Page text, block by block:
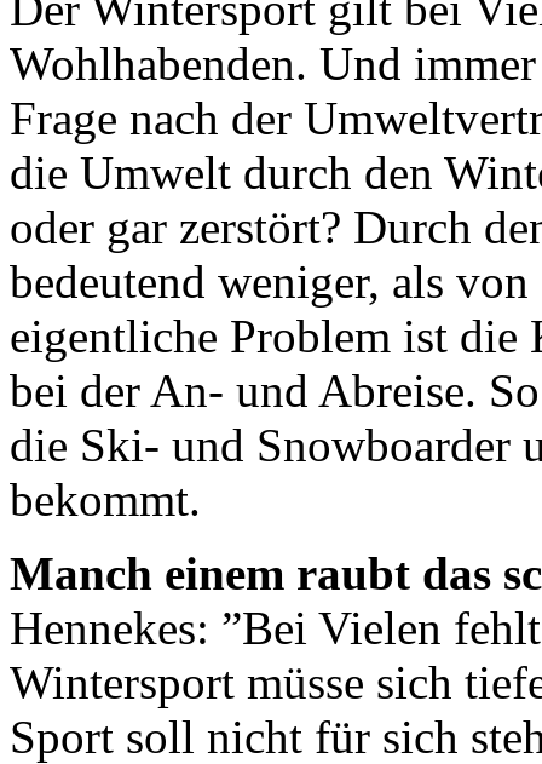
Wohlhabenden. Und
Frage nach der
die Umwelt durch den
oder gar zerstört? Durch
bedeutend weniger, als
eigentliche Problem ist
bei der An- und Abreise.
die Ski- und Snowboarder
bekommt.
Manch einem raubt das
Hennekes: ”Bei Vielen
Wintersport müsse sich
Sport soll nicht für sich